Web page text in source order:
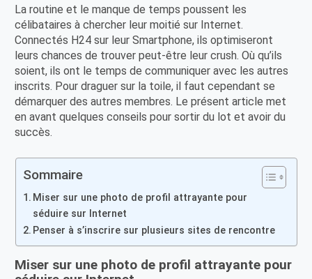
La routine et le manque de temps poussent les
célibataires à chercher leur moitié sur Internet.
Connectés H24 sur leur Smartphone, ils optimiseront
leurs chances de trouver peut-être leur crush. Où qu’ils
soient, ils ont le temps de communiquer avec les autres
inscrits. Pour draguer sur la toile, il faut cependant se
démarquer des autres membres. Le présent article met
en avant quelques conseils pour sortir du lot et avoir du
succès.
Sommaire
Miser sur une photo de profil attrayante pour
séduire sur Internet
Penser à s’inscrire sur plusieurs sites de rencontre
Miser sur une photo de profil attrayante pour